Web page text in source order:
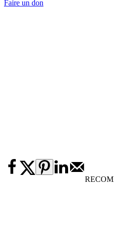
Faire un don